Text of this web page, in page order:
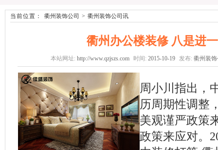
当前位置： 衢州装饰公司 > 衢州装饰公司讯
衢州办公楼装修 八是进
本站网址: http://www.qzjszs.com 时间: 2015-10-19 发布: 衢州装
周小川指出，
历周期性调整
美观谨严政策
政策来应对。